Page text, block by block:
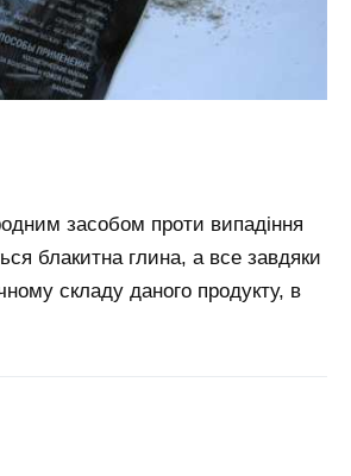
засобом проти випадіння
блакитна глина, а все завдяки
складу даного продукту, в